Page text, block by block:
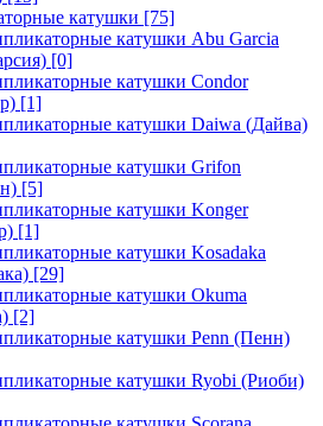
катушки [75]
катушки Abu Garcia
[0]
катушки Condor
[1]
катушки Daiwa (Дайва)
катушки Grifon
[5]
катушки Konger
[1]
катушки Kosadaka
[29]
катушки Okuma
[2]
катушки Penn (Пенн)
катушки Ryobi (Риоби)